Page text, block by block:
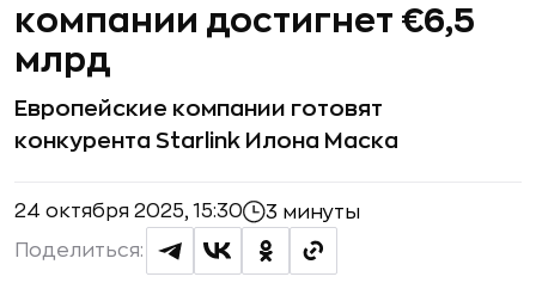
компании достигнет €6,5
млрд
Европейские компании готовят
конкурента Starlink Илона Маска
24 октября 2025, 15:30 3 минуты
Поделиться: